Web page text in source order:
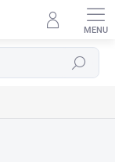
Hľadať